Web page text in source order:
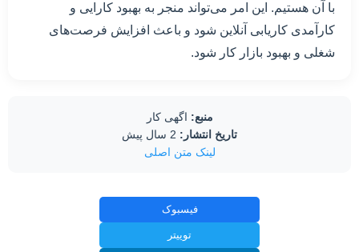
با آن هستیم. این امر می‌تواند منجر به بهبود کارایی و
کارآمدی کاریابی آنلاین شود و باعث افزایش فرصت‌های
شغلی و بهبود بازار کار شود.
منبع: اگهی کار
تاریخ انتشار:
لینک متن اصلی
فیسبوک
توییتر